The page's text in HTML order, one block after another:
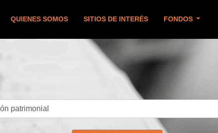
QUIENES SOMOS SITIOS DE INTERÉS FONDOS